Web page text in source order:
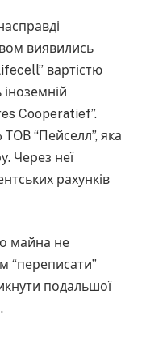
виявились
вартістю
Cooperatief”.
“Пейселл”, яка
Через неї
рахунків
майна не
“переписати”
подальшої